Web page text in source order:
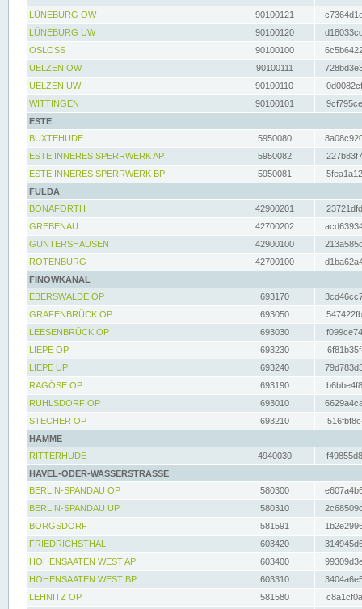
LÜNEBURG OW
90100121
LÜNEBURG UW
90100120
OSLOSS
90100100
UELZEN OW
90100111
UELZEN UW
90100110
WITTINGEN
90100101
ESTE
BUXTEHUDE
5950080
ESTE INNERES SPERRWERK AP
5950082
ESTE INNERES SPERRWERK BP
5950081
FULDA
BONAFORTH
42900201
GREBENAU
42700202
GUNTERSHAUSEN
42900100
ROTENBURG
42700100
FINOWKANAL
EBERSWALDE OP
693170
GRAFENBRÜCK OP
693050
LEESENBRÜCK OP
693030
LIEPE OP
693230
LIEPE UP
693240
RAGÖSE OP
693190
RUHLSDORF OP
693010
STECHER OP
693210
HAMME
RITTERHUDE
4940030
HAVEL-ODER-WASSERSTRASSE
BERLIN-SPANDAU OP
580300
BERLIN-SPANDAU UP
580310
BORGSDORF
581591
FRIEDRICHSTHAL
603420
HOHENSAATEN WEST AP
603400
HOHENSAATEN WEST BP
603310
LEHNITZ OP
581580